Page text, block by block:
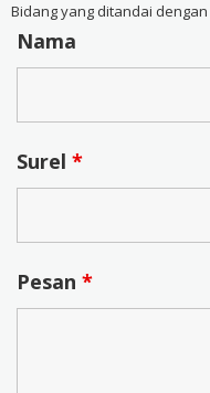
Bidang yang ditandai dengan
Nama
Surel *
Pesan *